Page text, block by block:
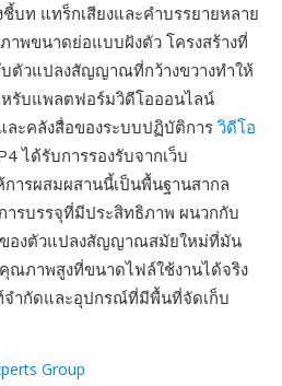
บท แทร็กเสียงและคำบรรยายหลาย
าพขนาดย่อแบบฝังตัว โครงสร้างที่
บตัวแปลงสัญญาณที่กว้างขวางทำให้
หรับแพลตฟอร์มวิดีโอออนไลน์
ะคลังสื่อของระบบปฏิบัติการวิดีโอ
ได้รับการรองรับจากเว็บ
การผสมผสานนี้เป็นพื้นฐานสากล
ารบรรจุที่มีประสิทธิภาพ ผนวกกับ
ของตัวแปลงสัญญาณสมัยใหม่ที่มัน
ณภาพสูงที่ขนาดไฟล์ใช้งานได้จริง
ำกัดและอุปกรณ์ที่มีพื้นที่จัดเก็บ
Group